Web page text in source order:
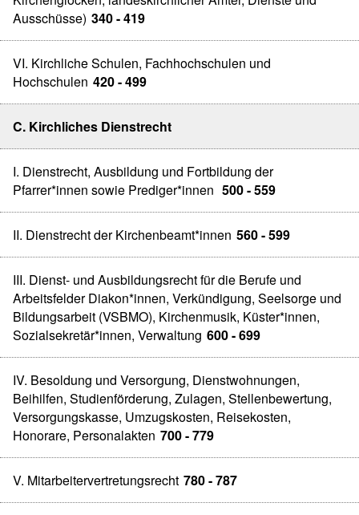
Ausschüsse) 340 - 419
VI. Kirchliche Schulen, Fachhochschulen und
Hochschulen 420 - 499
C. Kirchliches Dienstrecht
I. Dienstrecht, Ausbildung und Fortbildung der
Pfarrer*innen sowie Prediger*innen 500 - 559
II. Dienstrecht der Kirchenbeamt*innen 560 - 599
III. Dienst- und Ausbildungsrecht für die Berufe und
Arbeitsfelder Diakon*innen, Verkündigung, Seelsorge und
Bildungsarbeit (VSBMO), Kirchenmusik, Küster*innen,
Sozialsekretär*innen, Verwaltung 600 - 699
IV. Besoldung und Versorgung, Dienstwohnungen,
Beihilfen, Studienförderung, Zulagen, Stellenbewertung,
Versorgungskasse, Umzugskosten, Reisekosten,
Honorare, Personalakten 700 - 779
V. Mitarbeitervertretungsrecht 780 - 787